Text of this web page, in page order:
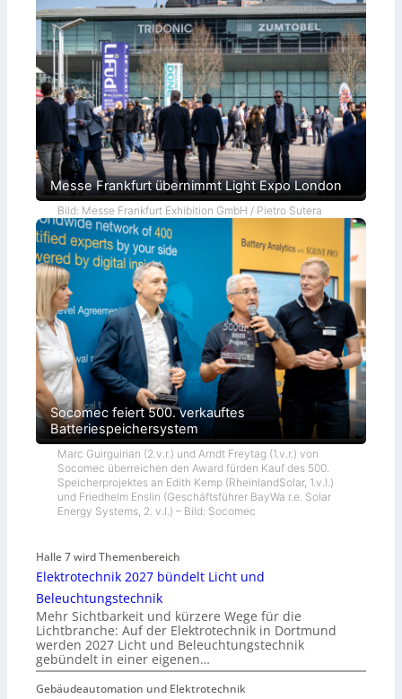
Messe Frankfurt übernimmt Light Expo London
Bild: Messe Frankfurt Exhibition GmbH / Pietro Sutera
Socomec feiert 500. verkauftes
Batteriespeichersystem
Marc Guirguirian (2.v.r.) und Arndt Freytag (1.v.r.) von
Socomec überreichen den Award fürden Kauf des 500.
Speicherprojektes an Edith Kemp (RheinlandSolar, 1.v.l.)
und Friedhelm Enslin (Geschäftsführer BayWa r.e. Solar
Energy Systems, 2. v.l.) – Bild: Socomec
Halle 7 wird Themenbereich
Elektrotechnik 2027 bündelt Licht und
Beleuchtungstechnik
Mehr Sichtbarkeit und kürzere Wege für die
Lichtbranche: Auf der Elektrotechnik in Dortmund
werden 2027 Licht und Beleuchtungstechnik
gebündelt in einer eigenen…
Gebäudeautomation und Elektrotechnik